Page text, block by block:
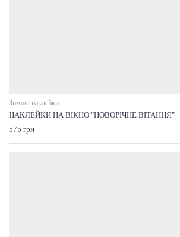
Зимові наклейки
НАКЛЕЙКИ НА ВІКНО "НОВОРІЧНЕ ВІТАННЯ"
575 грн